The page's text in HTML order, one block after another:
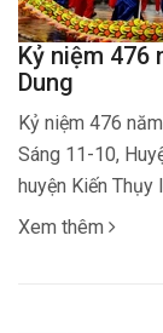
Kỷ niệm 476
Dung
Kỷ niệm 476
Sáng 11-10,
huyện Kiến Thụy
Xem thêm